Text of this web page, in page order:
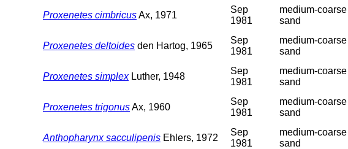
Proxenetes cimbricusAx, 1971
Sep
1981
medium-coarse
sand
Proxenetes deltoides den Hartog, 1965
Sep
1981
medium-coarse
sand
Proxenetes simplexLuther, 1948
Sep
1981
medium-coarse
sand
Proxenetes trigonusAx, 1960
Sep
1981
medium-coarse
sand
Anthopharynx sacculipenis Ehlers, 1972
Sep
1981
medium-coarse
sand